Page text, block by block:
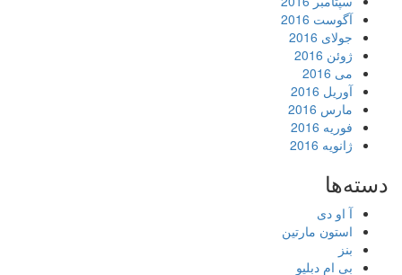
آگوست 2016
جولای 2016
ژوئن 2016
می 2016
آوریل 2016
مارس 2016
فوریه 2016
ژانویه 2016
دسته‌ها
آ او دی
استون مارتین
بنز
بی ام دبلیو